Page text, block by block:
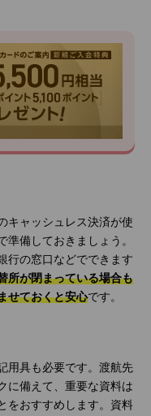
キャッシュレス決済が使
準備しておきましょう。
行の窓口などでできます
所が閉まっている場合も
せておくと安心です。
用具も必要です。渡航先
に備えて、重要な資料は
をおすすめします。資料